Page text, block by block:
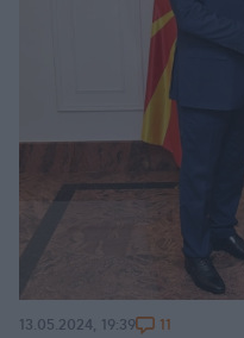
13.05.2024, 19:39 11